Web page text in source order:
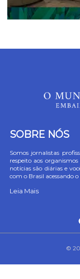
SOBRE NÓS
Somos jornalistas
respeito aos
notícias são diárias e
com o Brasil acessando o
Leia Mais
©